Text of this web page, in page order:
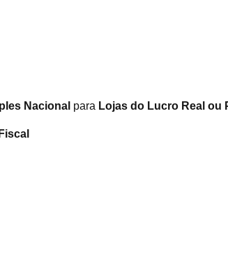
Nacional para Lojas do Lucro Real ou